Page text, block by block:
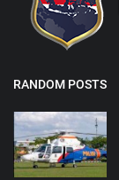
RANDOM POSTS